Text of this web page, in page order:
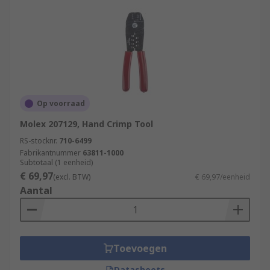
Op voorraad
Molex 207129, Hand Crimp Tool
RS-stocknr. 710-6499
Fabrikantnummer 63811-1000
Subtotaal (1 eenheid)
€ 69,97(excl. BTW) € 69,97/eenheid
Aantal
Toevoegen